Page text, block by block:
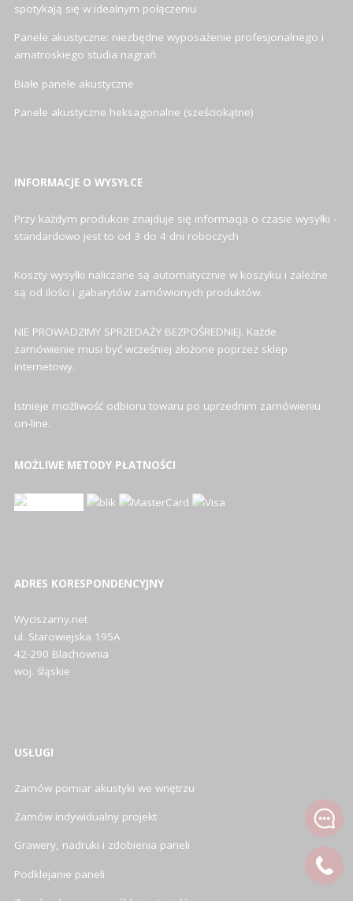
spotykają się w idealnym połączeniu
Panele akustyczne: niezbędne wyposażenie profesjonalnego i
amatroskiego studia nagrań
Białe panele akustyczne
Panele akustyczne heksagonalne (sześciokątne)
INFORMACJE O WYSYŁCE
Przy każdym produkcie znajduje się informacja o czasie wysyłki -
standardowo jest to od 3 do 4 dni roboczych
Koszty wysyłki naliczane są automatycznie w koszyku i zależne
są od ilości i gabarytów zamówionych produktów.
NIE PROWADZIMY SPRZEDAŻY BEZPOŚREDNIEJ. Każde
zamówienie musi być wcześniej złożone poprzez sklep
internetowy.
Istnieje możliwość odbioru towaru po uprzednim zamówieniu
on-line.
MOŻLIWE METODY PŁATNOŚCI
ADRES KORESPONDENCYJNY
Wyciszamy.net
ul. Starowiejska 195A
42-290 Blachownia
woj. śląskie
USŁUGI
Zamów pomiar akustyki we wnętrzu
Zamów indywidualny projekt
Grawery, nadruki i zdobienia paneli
Podklejanie paneli